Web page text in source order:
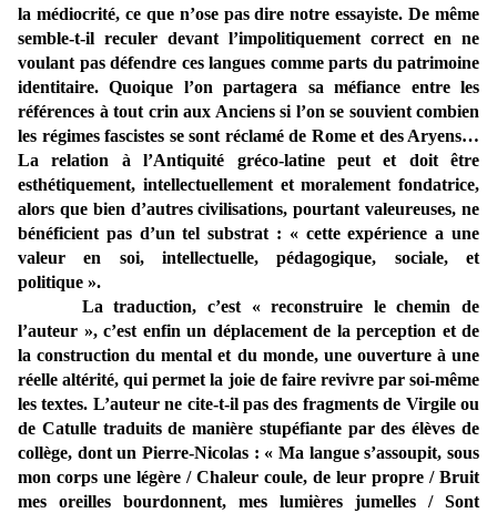
la médiocrité, ce que n’ose pas dire notre essayiste. De même
semble-t-il reculer devant l’impolitiquement correct en ne
voulant pas défendre ces langues comme parts du patrimoine
identitaire. Quoique l’on partagera sa méfiance entre les
références à tout crin aux Anciens si l’on se souvient combien
les régimes fascistes se sont réclamé de Rome et des Aryens…
La relation à l’Antiquité gréco-latine peut et doit être
esthétiquement, intellectuellement et moralement fondatrice,
alors que bien d’autres civilisations, pourtant valeureuses, ne
bénéficient pas d’un tel substrat : « cette expérience a une
valeur en soi, intellectuelle, pédagogique, sociale, et
politique ».
La traduction, c’est « reconstruire le chemin de
l’auteur », c’est enfin un déplacement de la perception et de
la construction du mental et du monde, une ouverture à une
réelle altérité, qui permet la joie de faire revivre par soi-même
les textes. L’auteur ne cite-t-il pas des fragments de Virgile ou
de Catulle traduits de manière stupéfiante par des élèves de
collège, dont un Pierre-Nicolas : « Ma langue s’assoupit, sous
mon corps une légère / Chaleur coule, de leur propre / Bruit
mes oreilles bourdonnent, mes lumières jumelles / Sont